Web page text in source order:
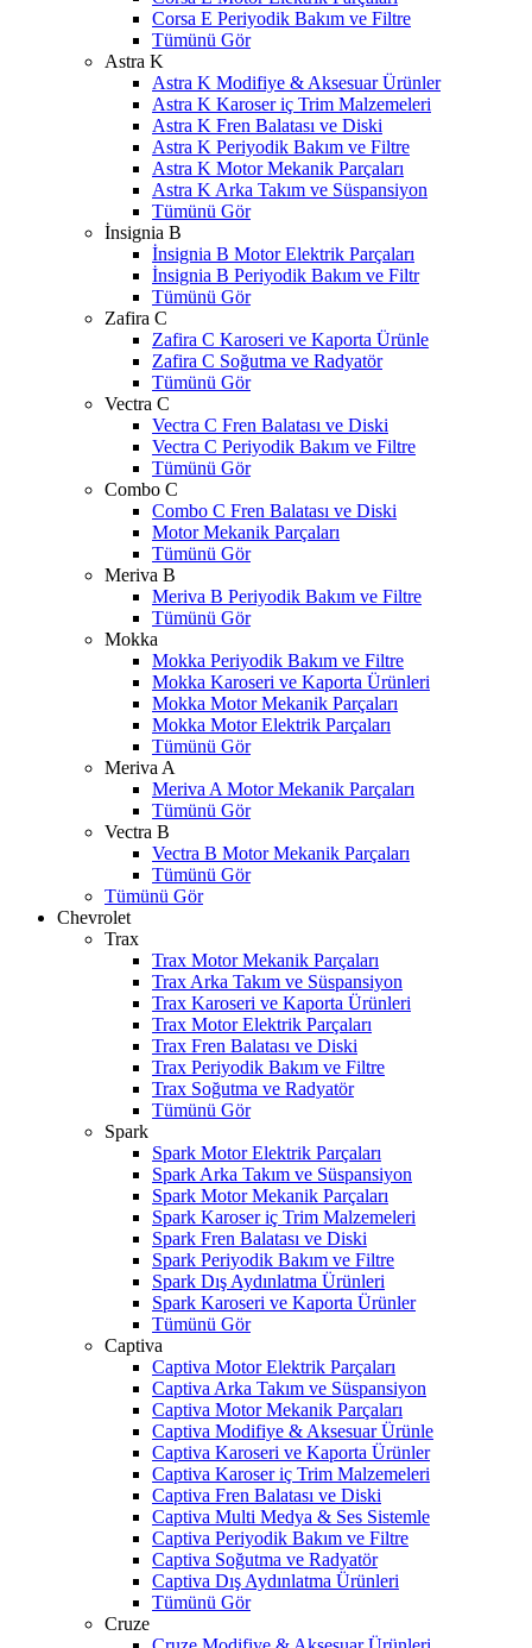
Corsa E Periyodik Bakım ve Filtre
Tümünü Gör
Astra K
Astra K Modifiye & Aksesuar Ürünler
Astra K Karoser iç Trim Malzemeleri
Astra K Fren Balatası ve Diski
Astra K Periyodik Bakım ve Filtre
Astra K Motor Mekanik Parçaları
Astra K Arka Takım ve Süspansiyon
Tümünü Gör
İnsignia B
İnsignia B Motor Elektrik Parçaları
İnsignia B Periyodik Bakım ve Filtr
Tümünü Gör
Zafira C
Zafira C Karoseri ve Kaporta Ürünle
Zafira C Soğutma ve Radyatör
Tümünü Gör
Vectra C
Vectra C Fren Balatası ve Diski
Vectra C Periyodik Bakım ve Filtre
Tümünü Gör
Combo C
Combo C Fren Balatası ve Diski
Motor Mekanik Parçaları
Tümünü Gör
Meriva B
Meriva B Periyodik Bakım ve Filtre
Tümünü Gör
Mokka
Mokka Periyodik Bakım ve Filtre
Mokka Karoseri ve Kaporta Ürünleri
Mokka Motor Mekanik Parçaları
Mokka Motor Elektrik Parçaları
Tümünü Gör
Meriva A
Meriva A Motor Mekanik Parçaları
Tümünü Gör
Vectra B
Vectra B Motor Mekanik Parçaları
Tümünü Gör
Tümünü Gör
Chevrolet
Trax
Trax Motor Mekanik Parçaları
Trax Arka Takım ve Süspansiyon
Trax Karoseri ve Kaporta Ürünleri
Trax Motor Elektrik Parçaları
Trax Fren Balatası ve Diski
Trax Periyodik Bakım ve Filtre
Trax Soğutma ve Radyatör
Tümünü Gör
Spark
Spark Motor Elektrik Parçaları
Spark Arka Takım ve Süspansiyon
Spark Motor Mekanik Parçaları
Spark Karoser iç Trim Malzemeleri
Spark Fren Balatası ve Diski
Spark Periyodik Bakım ve Filtre
Spark Dış Aydınlatma Ürünleri
Spark Karoseri ve Kaporta Ürünler
Tümünü Gör
Captiva
Captiva Motor Elektrik Parçaları
Captiva Arka Takım ve Süspansiyon
Captiva Motor Mekanik Parçaları
Captiva Modifiye & Aksesuar Ürünle
Captiva Karoseri ve Kaporta Ürünler
Captiva Karoser iç Trim Malzemeleri
Captiva Fren Balatası ve Diski
Captiva Multi Medya & Ses Sistemle
Captiva Periyodik Bakım ve Filtre
Captiva Soğutma ve Radyatör
Captiva Dış Aydınlatma Ürünleri
Tümünü Gör
Cruze